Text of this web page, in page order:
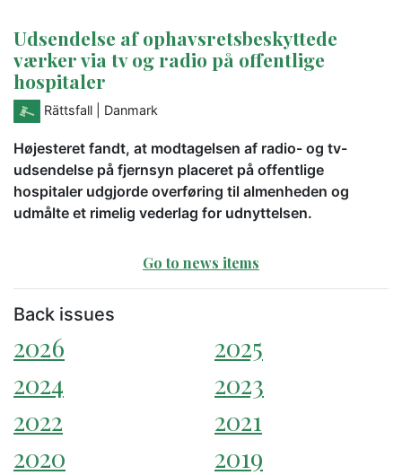
Udsendelse af ophavsretsbeskyttede
værker via tv og radio på offentlige
hospitaler
Rättsfall | Danmark
Højesteret fandt, at modtagelsen af radio- og tv-
udsendelse på fjernsyn placeret på offentlige
hospitaler udgjorde overføring til almenheden og
udmålte et rimelig vederlag for udnyttelsen.
Go to news items
Back issues
2026
2025
2024
2023
2022
2021
2020
2019